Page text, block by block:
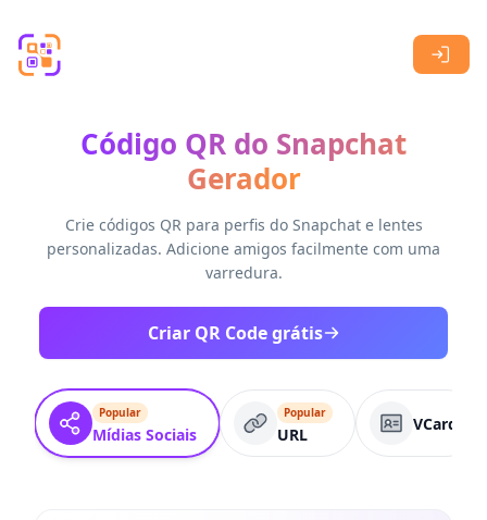
Código QR do Snapchat
Gerador
Crie códigos QR para perfis do Snapchat e lentes
personalizadas. Adicione amigos facilmente com uma
varredura.
Criar QR Code grátis
Popular
Mídias Sociais
Popular
URL
VCard